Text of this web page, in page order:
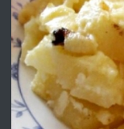
ПРЕДЛАГА